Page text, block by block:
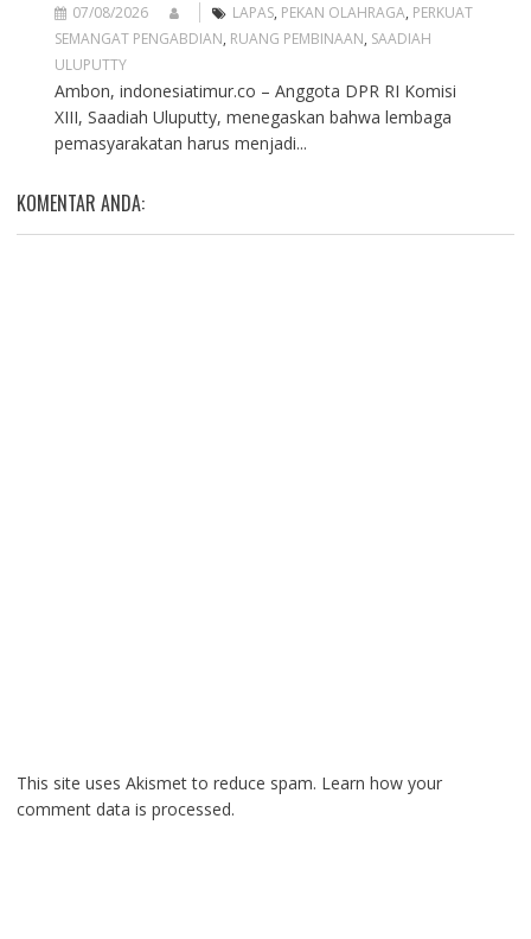
07/08/2026 LAPAS, PEKAN OLAHRAGA, PERKUAT
SEMANGAT PENGABDIAN, RUANG PEMBINAAN, SAADIAH
ULUPUTTY
Ambon, indonesiatimur.co – Anggota DPR RI Komisi
XIII, Saadiah Uluputty, menegaskan bahwa lembaga
pemasyarakatan harus menjadi...
KOMENTAR ANDA:
This site uses Akismet to reduce spam. Learn how your
comment data is processed.